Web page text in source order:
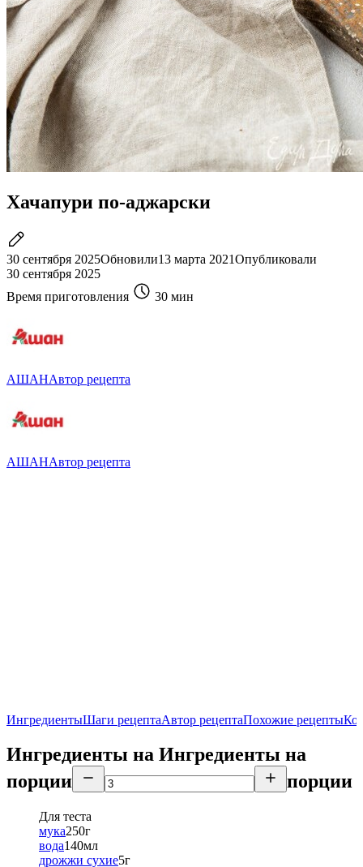
Хачапури по-аджарски
30 сентября 2025Обновили13 марта 2021Опубликовали
30 сентября 2025
Время приготовления
30 мин
АШАНАвтор рецепта
АШАНАвтор рецепта
ИнгредиентыШаги рецептаАвтор рецептаПохожие рецепты
Ингредиенты на Ингредиенты на
порции
порции
Для теста
мука250г
вода140мл
дрожжи сухие5г